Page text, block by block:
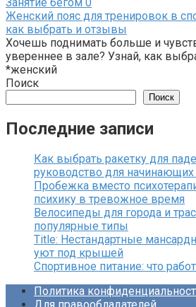
Женский пояс для тренировок в
как выбрать и отзывы
Хочешь поднимать больше и
увереннее в зале? Узнай, как
*женский
Поиск
Поиск
Последние записи
Как выбрать ракетку для
руководство для
Пробежка вместо
психику в тревожное время
Велосипеды для города и
популярные типы
Title: Нестандартные
уют под крышей
Спортивное питание: что
Политика